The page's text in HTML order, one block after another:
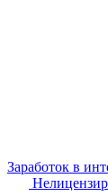
Заработок в